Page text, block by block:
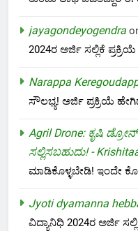
jayagondeyogendra
2024ರ ಅರ್ಜಿ ಸಲ್ಲಿಕೆ
Narappa
ಸೌಲಭ್ಯ! ಅರ್ಜಿ ಪ್ರಕ್ರಿಯೆ
Agril Drone: ಕೃಷಿ
ಸಲ್ಲಿಸಬಹುದು! -
ಮಾಡಿಕೊಳ್ಳಬೇಡಿ! ಇಂದೇ
Jyoti dyamanna
ವಿದ್ಯಾನಿಧಿ 2024ರ ಅರ್ಜಿ